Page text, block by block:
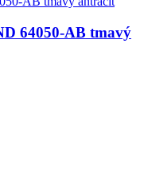
64050-AB tmavý